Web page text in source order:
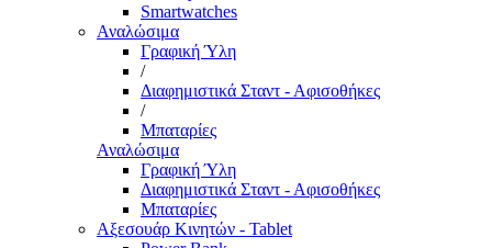
Smartwatches
Αναλώσιμα
Γραφική Ύλη
/
Διαφημιστικά Σταντ - Αφισοθήκες
/
Μπαταρίες
Αναλώσιμα
Γραφική Ύλη
Διαφημιστικά Σταντ - Αφισοθήκες
Μπαταρίες
Αξεσουάρ Κινητών - Tablet